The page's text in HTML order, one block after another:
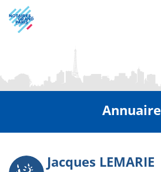
Aller
au
contenu
Annuaire
Photo Jacques LEMARIE